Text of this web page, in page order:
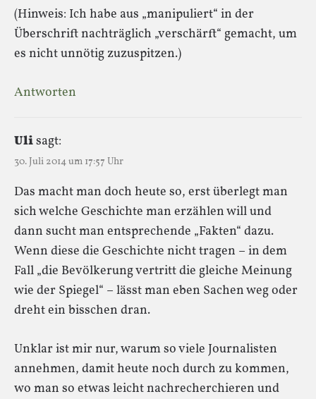
(Hinweis: Ich habe aus „manipuliert“ in der
Überschrift nachträglich „verschärft“ gemacht, um
es nicht unnötig zuzuspitzen.)
Antworten
Ulisagt:
30. Juli 2014 um 17:57 Uhr
Das macht man doch heute so, erst überlegt man
sich welche Geschichte man erzählen will und
dann sucht man entsprechende „Fakten“ dazu.
Wenn diese die Geschichte nicht tragen – in dem
Fall „die Bevölkerung vertritt die gleiche Meinung
wie der Spiegel“ – lässt man eben Sachen weg oder
dreht ein bisschen dran.
Unklar ist mir nur, warum so viele Journalisten
annehmen, damit heute noch durch zu kommen,
wo man so etwas leicht nachrecherchieren und